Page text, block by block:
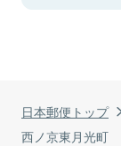
日本郵便トップ
西ノ京東月光町